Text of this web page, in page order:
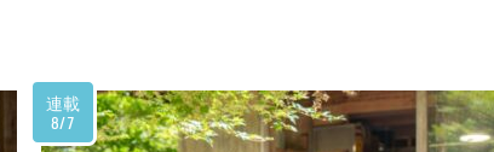
連載
8/7